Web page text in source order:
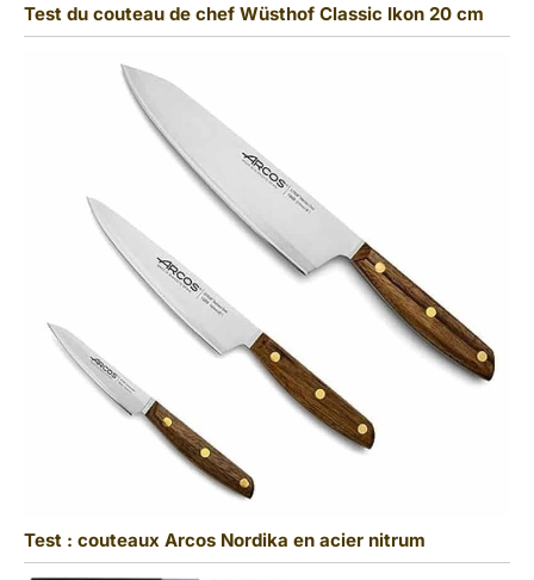
Test du couteau de chef Wüsthof Classic Ikon 20 cm
Test : couteaux Arcos Nordika en acier nitrum